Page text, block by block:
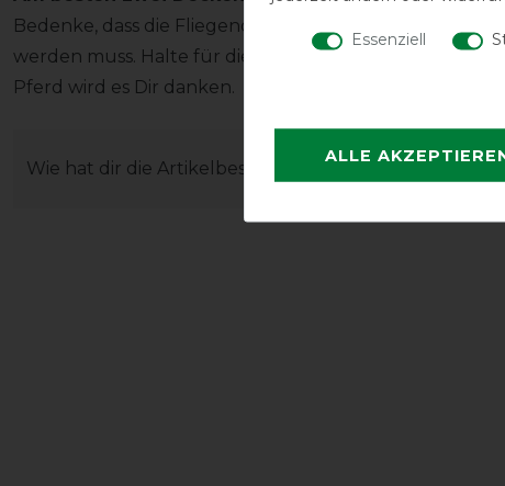
Bedenke, dass die Fliegendecke auch während der
werden muss. Halte für diese Zeit auf jeden Fall eine
Pferd wird es Dir danken.
Wie hat dir die Artikelbeschreibung gefallen?
Essenziell
ALLE